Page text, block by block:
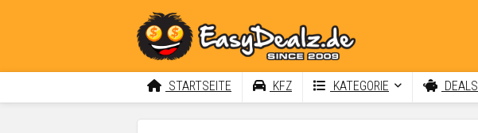
STARTSEITE KFZ KATEGORIE DEALS